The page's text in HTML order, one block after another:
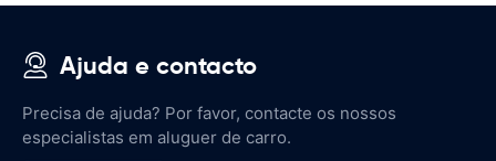
Ajuda e contacto
Precisa de ajuda? Por favor, contacte os nossos
especialistas em aluguer de carro.